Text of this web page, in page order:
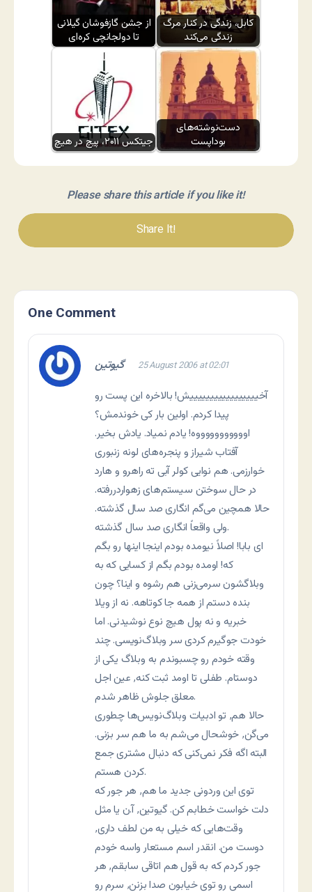
از جشن گازفوشان گیلانی
تا دولجانچی کره‌ای
کابل، زندگی در کنار مرگ
زندگی می‌کند
جیتکس ۲۰۱۱، پیچ در هیچ
دست‌نوشته‌های
بوداپست
Please share this article if you like it!
Share It!
One Comment
گیوتین 25 August 2006 at 02:01
آخیییییییییییییییییش! بالاخره این پست رو
پیدا کردم. اولین بار کی خوندمش؟
اوووووووووووه! یادم نمیاد. یادش بخیر.
آفتاب شیراز و پنجره‌های لونه زنبوری
خوارزمی. هم نوایی کولر آبی ته راهرو و هارد
در حال سوختن سیستم‌های زهواردررفته.
حالا همچین می‌گم انگاری صد سال گذشته.
ولی واقعاً انگاری صد سال گذشته.
ای بابا! اصلاً نیومده بودم اینجا اینها رو بگم
که! اومده بودم بگم از کسایی که به
وبلاگشون سرمی‌زنی هم رشوه و اینا؟ چون
بنده دستم از همه جا کوتاهه. نه از ویلا
خبریه و نه پول هیچ نوع نوشیدنی. اما
خودت جوگیرم کردی سر وبلاگ‌نویسی. چند
وقته خودم رو چسبوندم به وبلاگ یکی از
دوستام. طفلی تا اومد ثبت کنه٬ عین اجل
معلق جلوش ظاهر شدم.
حالا هم٬ تو ادبیات وبلاگ‌نویس‌ها چطوری
می‌گن٬ خوشحال می‌شم به ما هم سر بزنی.
البته اگه فکر نمی‌کنی که دنبال مشتری جمع
کردن هستم.
توی این وردونی جدید ما هم٬ هر جور که
دلت خواست خطابم کن. گیوتین٬ آ.ن یا مثل
وقت‌هایی که خیلی به من لطف داری٬
دوست من. انقدر اسم مستعار واسه خودم
جور کردم که به قول هم اتاقی سابقم٬ هر
اسمی رو توی خیابون صدا بزنن٬ سرم رو